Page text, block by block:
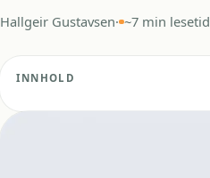
Hallgeir Gustavsen· ~7 min lesetid
INNHOLD